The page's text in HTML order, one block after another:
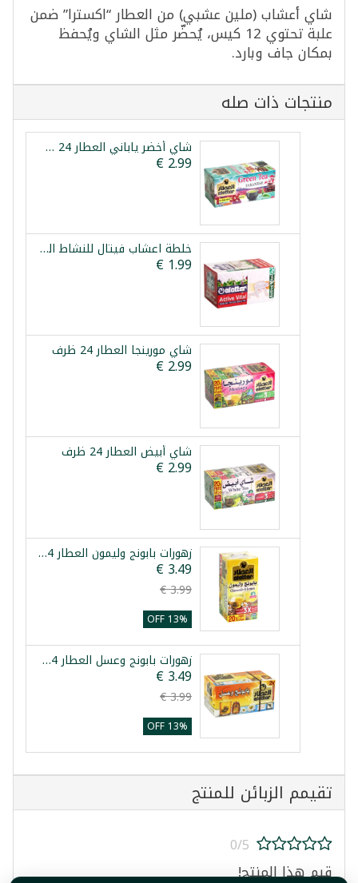
شاي أعشاب (ملين عشبي) من العطار “اكسترا” ضمن
علبة تحتوي 12 كيس، يُحضّر مثل الشاي ويُحفظ
بمكان جاف وبارد.
منتجات ذات صله
شاي أخضر ياباني العطار 24 ظرف
خلطة اعشاب فيتال للنشاط العطار 12 ظرف
شاي مورينجا العطار 24 ظرف
شاي أبيض العطار 24 ظرف
زهورات بابونج وليمون العطار 24 ظرف
13% OFF
زهورات بابونج وعسل العطار 24 ظرف
13% OFF
تقيمم الزبائن للمنتج
0/5
قيم هذا المنتج!